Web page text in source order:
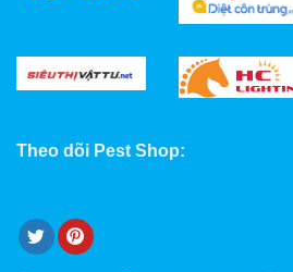
Theo dõi Pest Shop: